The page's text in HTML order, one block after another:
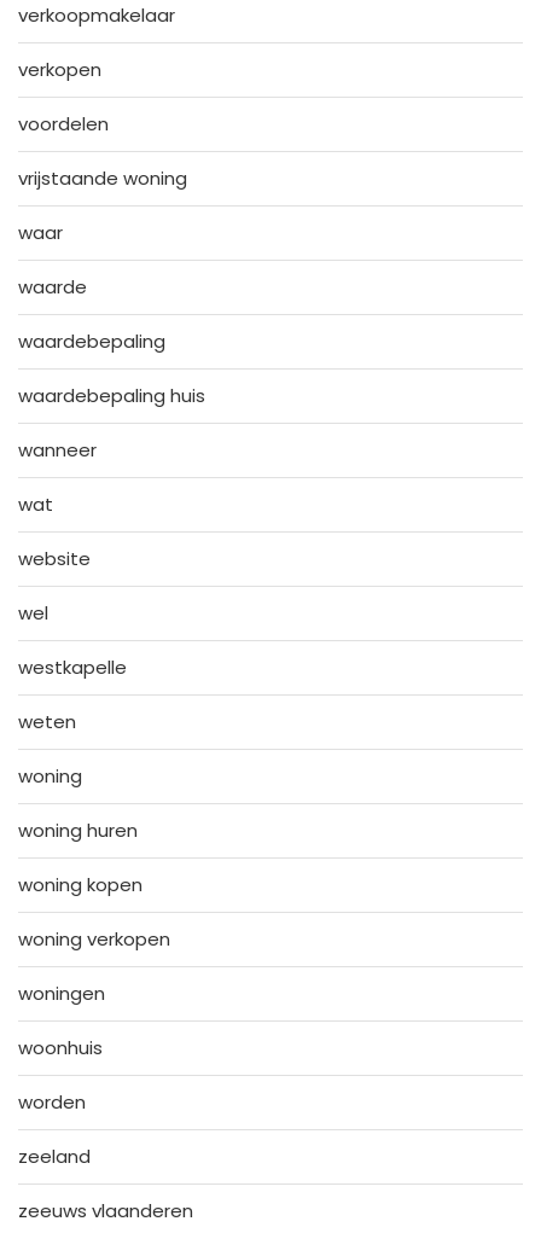
verkoopmakelaar
verkopen
voordelen
vrijstaande woning
waar
waarde
waardebepaling
waardebepaling huis
wanneer
wat
website
wel
westkapelle
weten
woning
woning huren
woning kopen
woning verkopen
woningen
woonhuis
worden
zeeland
zeeuws vlaanderen